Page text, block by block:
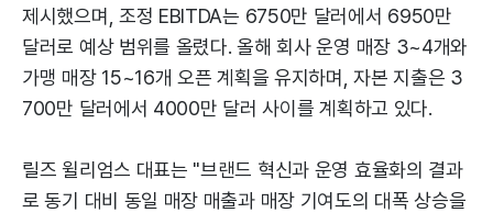
제시했으며, 조정 EBITDA는 6750만 달러에서 6950만
달러로 예상 범위를 올렸다. 올해 회사 운영 매장 3~4개와
가맹 매장 15~16개 오픈 계획을 유지하며, 자본 지출은 3
700만 달러에서 4000만 달러 사이를 계획하고 있다.
릴즈 윌리엄스 대표는 "브랜드 혁신과 운영 효율화의 결과
로 동기 대비 동일 매장 매출과 매장 기여도의 대폭 상승을